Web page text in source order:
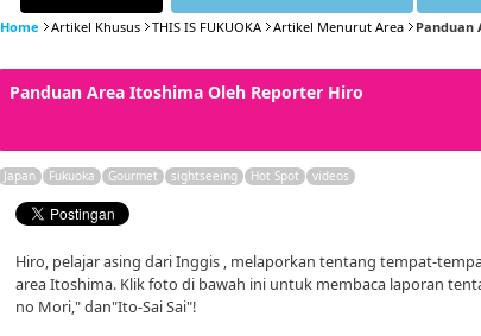
Home Artikel Khusus THIS IS FUKUOKA Artikel Menurut Area Panduan
Panduan Area Itoshima Oleh Reporter Hiro
Japan Fukuoka Gourmet sightseeing Hot Spot videos
Hiro, pelajar asing dari Inggis , melaporkan tentang tempat-
area Itoshima. Klik foto di bawah ini untuk membaca laporan
no Mori," dan"Ito-Sai Sai"!